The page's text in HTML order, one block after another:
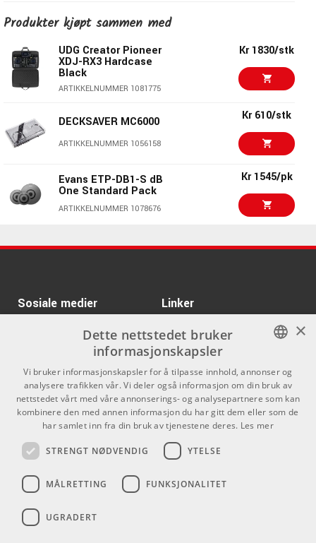
Ibanez 2LE2-B Bridge
Height Adjustment
ARTIKKELNUMMER 1077830
PROMARK TX747BW Kr 195/par
Evans 14" S14H30 Hazy
ARTIKKELNUMMER 1008164
Kr 275/stk
Sennheiser HD25
Cable
Kr 235/stk
Produkter kjøpt sammen med
UDG Creator Pioneer
XDJ-RX3 Hardcase
Black
ARTIKKELNUMMER 1081775
Kr 1830/stk
DECKSAVER MC6000
ARTIKKELNUMMER 1056158
Kr 610/stk
Evans ETP-DB1-S dB
One Standard Pack
ARTIKKELNUMMER 1078676
Kr 1545/pk
DS-PC-DRUMBRUTE
EVANS RF12G REAL
FEEL
ARTIKKELNUMMER 1052175
Daddario J1010 1/8M
CELLO
ARTIKKELNUMMER 1061937
DECKSAVER NI
ARTIKKELNUMMER 1056162
Kr 530/stk
Evans B22G1 22"
ARTIKKELNUMMER 1058820
Sosiale medier Linker
Om Oss
Kontakt oss
Kjøpsvilkår
Butikken
Varemerker
NORWEGIAN
×
Dette nettstedet bruker
informasjonskapsler
Vi bruker informasjonskapsler for å tilpasse innhold, annonser og
analysere trafikken vår. Vi deler også informasjon om din bruk av
nettstedet vårt med våre annonserings- og analysepartnere som kan
kombinere den med annen informasjon du har gitt dem eller som de
har samlet inn fra din bruk av tjenestene deres. Les mer
STRENGT NØDVENDIG YTELSE
MÅLRETTING FUNKSJONALITET
UGRADERT